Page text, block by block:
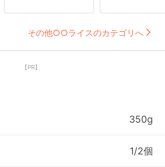
その他○○ライスのカテゴリへ
【PR】
350g
1/2個